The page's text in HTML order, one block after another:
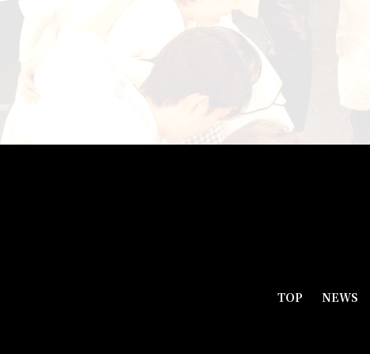
TOP NEWS